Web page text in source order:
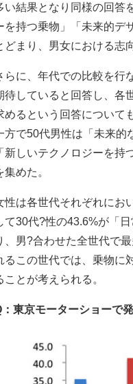
い結果となり同様の回答
を持つ乗物」「未来的デ
どまり、男女における志
らに、年代での比較を行
待していると回答し、各
めるという回答について
方で50代男性は「未来的
「新しいテクノロジーを
集めた。
性は各世代それぞれにお
て30代?性の43.6%が「
、男?合わせた全世代で
るこの世代では、乗物に
ことが考えられる。
：東京モーターショーで